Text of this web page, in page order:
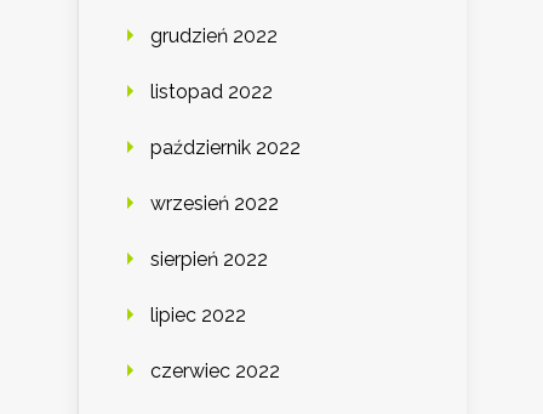
grudzień 2022
listopad 2022
październik 2022
wrzesień 2022
sierpień 2022
lipiec 2022
czerwiec 2022